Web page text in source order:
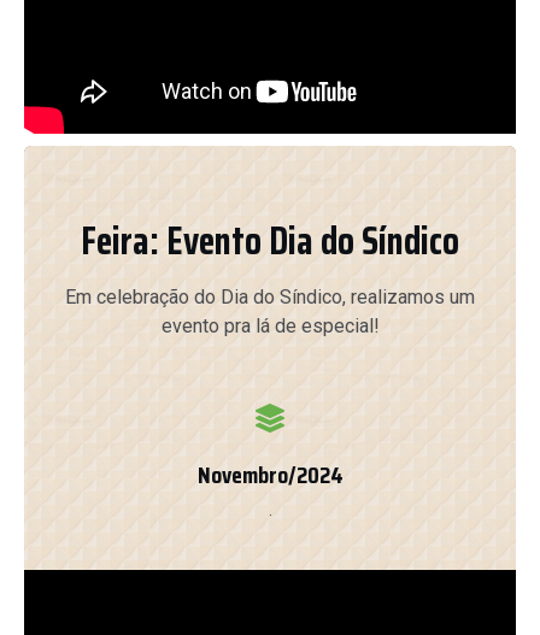
Feira: Evento Dia do Síndico
Em celebração do Dia do Síndico, realizamos um
evento pra lá de especial!
Novembro/2024